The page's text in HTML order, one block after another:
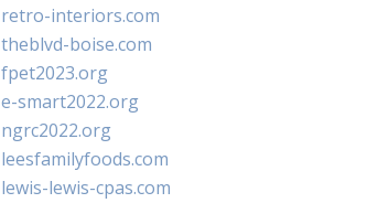
retro-interiors.com
theblvd-boise.com
fpet2023.org
e-smart2022.org
ngrc2022.org
leesfamilyfoods.com
lewis-lewis-cpas.com